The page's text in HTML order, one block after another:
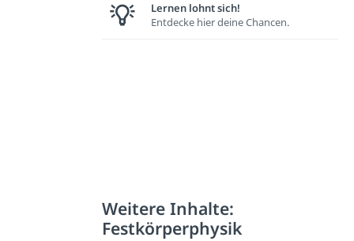
Lernen lohnt sich!
Entdecke hier deine Chancen.
Weitere Inhalte:
Festkörperphysik